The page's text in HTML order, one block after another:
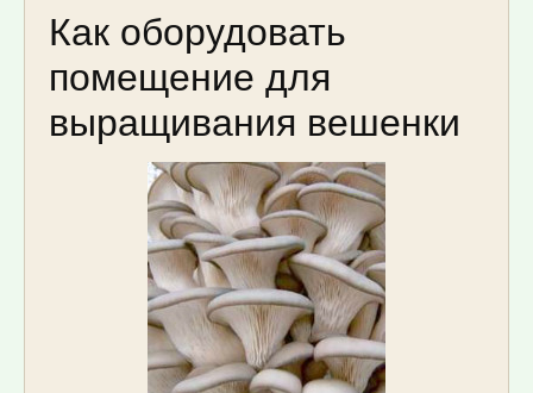
Как оборудовать
помещение для
выращивания вешенки